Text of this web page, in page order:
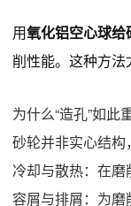
用氧化铝空心球给
削性能。这种方法
为什么“造孔”如此
砂轮并非实心结构
冷却与散热：在磨
容屑与排屑：为磨